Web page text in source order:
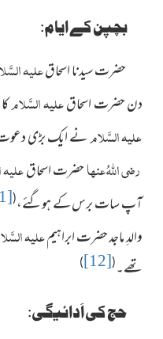
بچپن کے ایام:
حضرت سیدنا اسحاقعلیہ
دن حضرت اسحاقعلیہ السَّلام
علیہ السَّلامنے ایک بڑی دعوت
رضی اللہُ عنہاحضرت اسحاق
آپ سات برس کے ہوگئے،(
والدِ ماجد حضرت ابراہیمعلیہ
تھے۔(
[12]
)
حج کی اَدائیگی: